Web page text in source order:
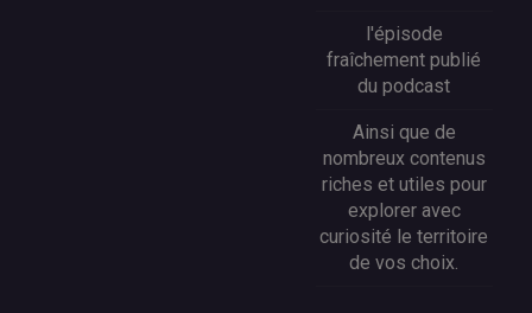
l'épisode
fraîchement publié
du podcast
Ainsi que de
nombreux contenus
riches et utiles pour
explorer avec
curiosité le territoire
de vos choix.